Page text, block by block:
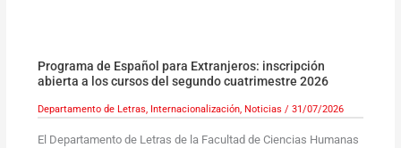
Programa de Español para Extranjeros: inscripción
abierta a los cursos del segundo cuatrimestre 2026
Departamento de Letras Internacionalización, Noticias / 31/07/2026
El Departamento de Letras de la Facultad de Ciencias Humanas